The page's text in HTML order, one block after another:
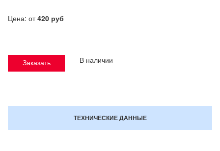
Цена: от420 руб
Заказать В наличии
ТЕХНИЧЕСКИЕ ДАННЫЕ